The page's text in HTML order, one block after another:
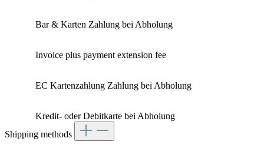
Bar & Karten Zahlung bei Abholung
Invoice plus payment extension fee
EC Kartenzahlung Zahlung bei Abholung
Kredit- oder Debitkarte bei Abholung
Shipping methods